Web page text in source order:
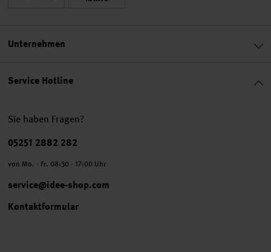
Service Hotline
Sie haben Fragen?
Telefonnummer
05251 2882 282
von Mo. - Fr. 08:30 - 17:00 Uhr
service@idee-shop.com
Kontaktformular
Unternehmen